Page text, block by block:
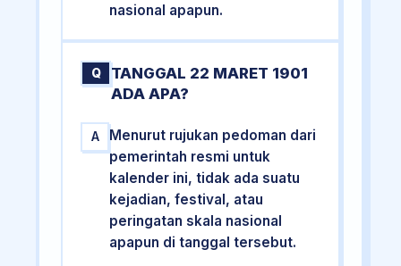
nasional apapun.
Q
TANGGAL 22 MARET 1901
ADA APA?
A
Menurut rujukan pedoman dari
pemerintah resmi untuk
kalender ini, tidak ada suatu
kejadian, festival, atau
peringatan skala nasional
apapun di tanggal tersebut.